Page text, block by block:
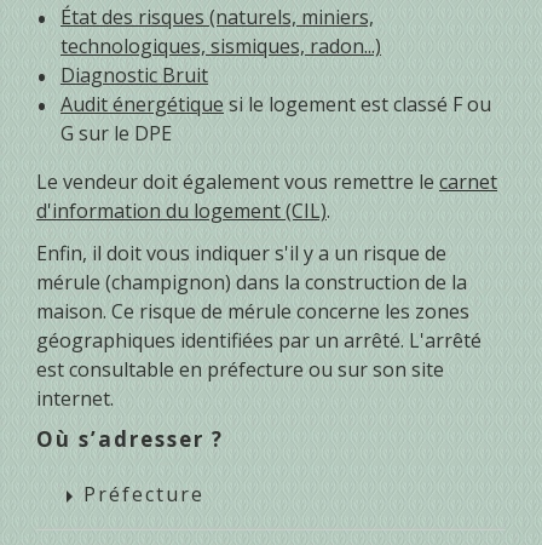
État des risques (naturels, miniers,
technologiques, sismiques, radon...)
Diagnostic Bruit
Audit énergétique si le logement est classé F ou
G sur le DPE
Le vendeur doit également vous remettre le carnet
d'information du logement (CIL).
Enfin, il doit vous indiquer s'il y a un risque de
mérule (champignon) dans la construction de la
maison. Ce risque de mérule concerne les zones
géographiques identifiées par un arrêté. L'arrêté
est consultable en préfecture ou sur son site
internet.
Où s’adresser ?
arrow_right Préfecture